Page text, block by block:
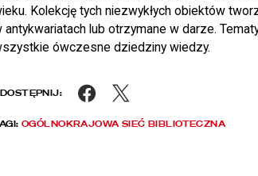
Kolekcję tych niezwykłych obiektów
antykwariatach lub otrzymane w darze.
ówczesne dziedziny wiedzy.
Facebook
OGÓLNOKRAJOWA SIEĆ BIBLIOTECZNA